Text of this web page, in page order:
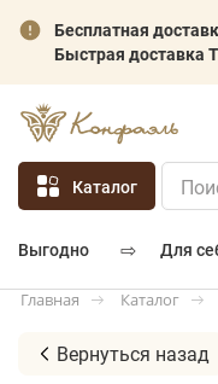
Бесплатная
Быстрая доставка
Каталог
выгодно ⇨ для
Главная Каталог
Вернуться назад